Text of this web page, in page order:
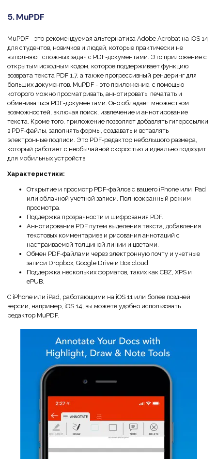
5. MuPDF
MuPDF - это рекомендуемая альтернатива Adobe Acrobat на iOS 14
для студентов, новичков и людей, которые практически не
выполняют сложных задач с PDF-документами. Это приложение с
открытым исходным кодом, которое поддерживает функцию
возврата текста PDF 1.7, а также прогрессивный рендеринг для
больших документов. MuPDF - это приложение, с помощью
которого можно просматривать, аннотировать, печатать и
обмениваться PDF-документами. Оно обладает множеством
возможностей, включая поиск, извлечение и аннотирование
текста. Кроме того, приложение позволяет добавлять гиперссылки
в PDF-файлы, заполнять формы, создавать и вставлять
электронные подписи. Это PDF-редактор небольшого размера,
который работает с необычайной скоростью и идеально подходит
для мобильных устройств.
Характеристики:
Открытие и просмотр PDF-файлов с вашего iPhone или iPad
или облачной учетной записи. Полноэкранный режим
просмотра.
Поддержка прозрачности и шифрования PDF.
Аннотирование PDF путем выделения текста, добавления
текстовых комментариев и рисования аннотаций с
настраиваемой толщиной линии и цветами.
Обмен PDF-файлами через электронную почту и учетные
записи Dropbox, Google Drive и Box cloud.
Поддержка нескольких форматов, таких как CBZ, XPS и
ePUB.
С iPhone или iPad, работающими на iOS 11 или более поздней
версии, например, iOS 14, вы можете удобно использовать
редактор MuPDF.